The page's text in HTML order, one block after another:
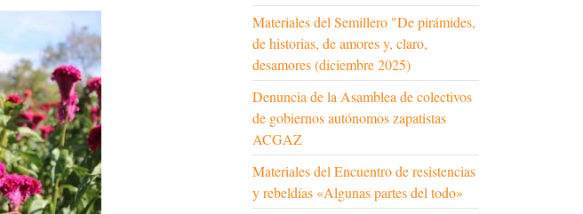
Materiales del Semillero "De pirámides,
de historias, de amores y, claro,
desamores (diciembre 2025)
Denuncia de la Asamblea de colectivos
de gobiernos autónomos zapatistas
ACGAZ
Materiales del Encuentro de resistencias
y rebeldías «Algunas partes del todo»